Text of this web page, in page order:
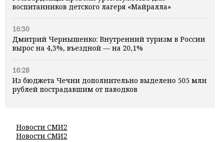
воспитанников детского лагеря «Майралла»
16:30
Дмитрий Чернышенко: Внутренний туризм в России
вырос на 4,3%, въездной — на 20,1%
16:28
Из бюджета Чечни дополнительно выделено 505 млн
рублей пострадавшим от паводков
Новости СМИ2
Новости СМИ2